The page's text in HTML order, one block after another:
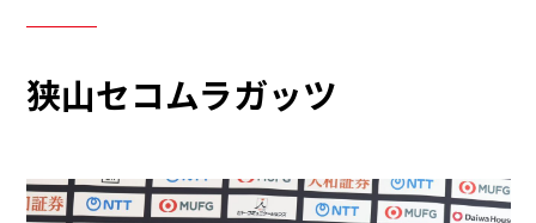
狭山セコムラガッツ